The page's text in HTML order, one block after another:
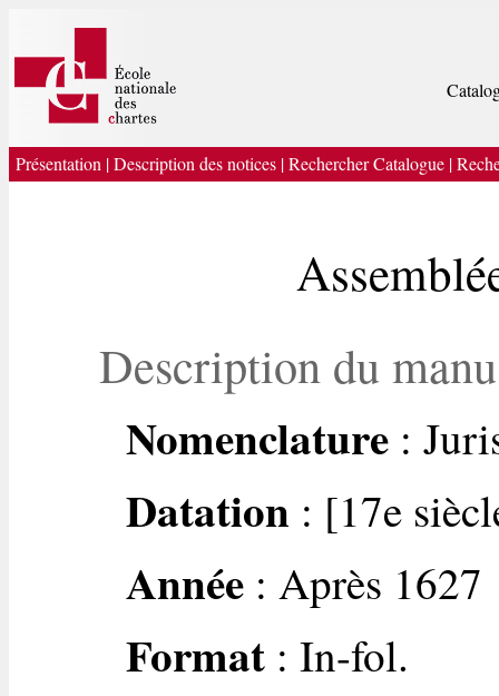
Présentation |Description des notices |Rechercher Catalogue |
Description du
Nomenclature:
Datation : [17e
Année: Après 1627
Format: In-fol.